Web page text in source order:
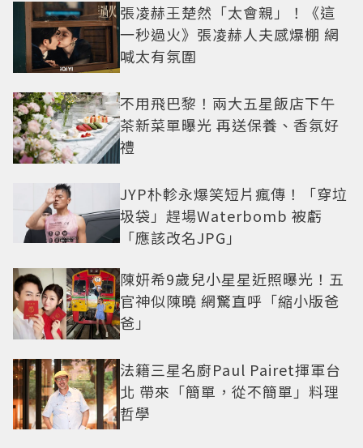
張凌赫王楚然「太會親」！《這
一秒過火》張凌赫人夫感爆棚 網
喊太有氛圍
不用飛巴黎！兩大五星飯店下午
茶新菜單曝光 再送保養、香氛好
禮
JYP朴軫永爆笑短片瘋傳！「穿垃
圾袋」趕場Waterbomb 被虧
「應該改名JPG」
陳妍希9歲兒小星星近照曝光！五
官神似陳曉 網驚直呼「縮小版爸
爸」
法籍三星名廚Paul Pairet揮軍台
北 帶來「簡單，從不簡單」料理
哲學